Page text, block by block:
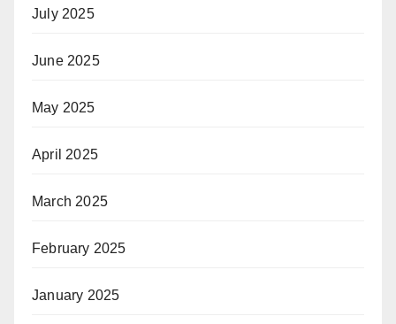
July 2025
June 2025
May 2025
April 2025
March 2025
February 2025
January 2025